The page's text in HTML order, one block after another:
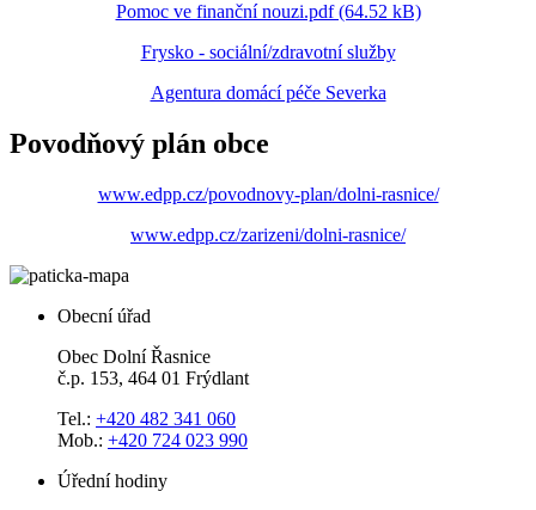
Pomoc ve finanční nouzi.pdf (64.52 kB)
Frysko - sociální/zdravotní služby
Agentura domácí péče Severka
Povodňový plán obce
www.edpp.cz/povodnovy-plan/dolni-rasnice/
www.edpp.cz/zarizeni/dolni-rasnice/
Obecní úřad
Obec Dolní Řasnice
č.p. 153, 464 01 Frýdlant
Tel.: +420 482 341 060
Mob.: +420 724 023 990
Úřední hodiny